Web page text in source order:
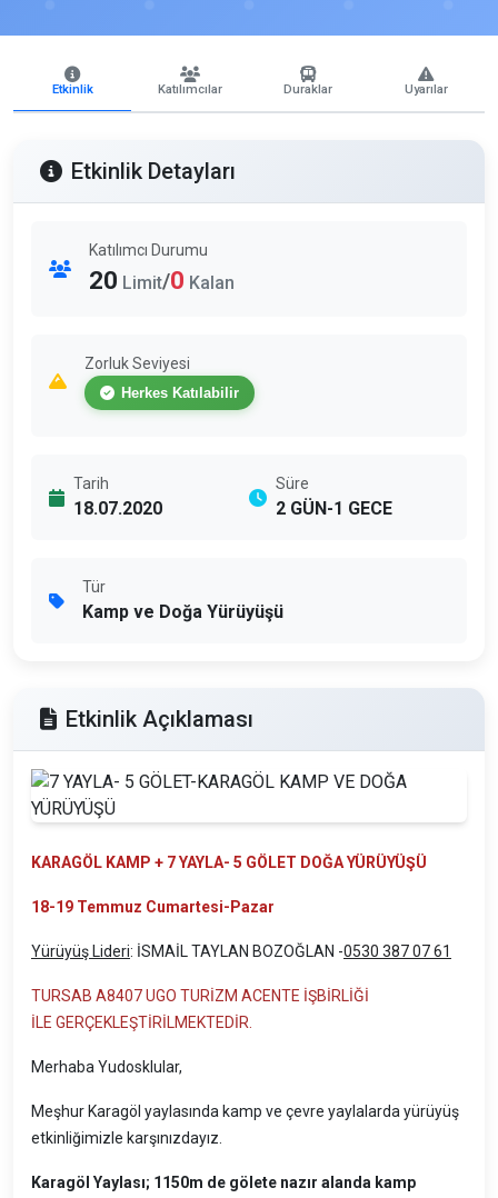
Etkinlik Katılımcılar Duraklar Uyarılar
Etkinlik Detayları
Katılımcı Durumu
20 Limit/0 Kalan
Zorluk Seviyesi
Herkes Katılabilir
Tarih
18.07.2020
Süre
2 GÜN-1 GECE
Tür
Kamp ve Doğa Yürüyüşü
Etkinlik Açıklaması
KARAGÖL KAMP + 7 YAYLA- 5 GÖLET DOĞA YÜRÜYÜŞÜ
18-19 Temmuz Cumartesi-Pazar
Yürüyüş Lideri: İSMAİL TAYLAN BOZOĞLAN -0530 387 07 61
TURSAB A8407 UGO TURİZM ACENTE İŞBİRLİĞİ
İLE GERÇEKLEŞTİRİLMEKTEDİR.
Merhaba Yudosklular,
Meşhur Karagöl yaylasında kamp ve çevre yaylalarda yürüyüş
etkinliğimizle karşınızdayız.
Karagöl Yaylası; 1150m de gölete nazır alanda kamp